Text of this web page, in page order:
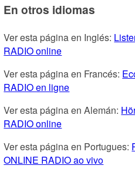
En otros idiomas
Ver esta página en Inglés:
RADIO online
Ver esta página en Francés:
RADIO en ligne
Ver esta página en Alemán:
RADIO online
Ver esta página en Portugues:
ONLINE RADIO ao vivo